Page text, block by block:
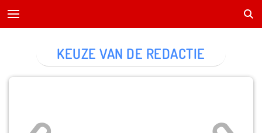
KEUZE VAN DE REDACTIE